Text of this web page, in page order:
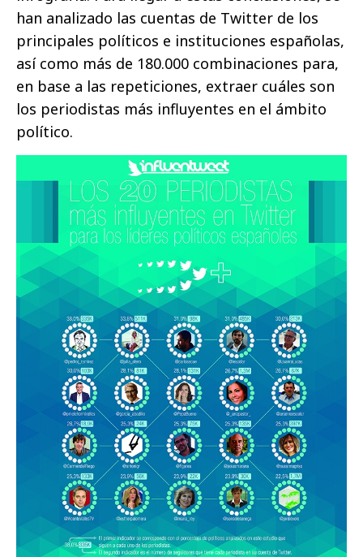
han analizado las cuentas de Twitter de los
principales políticos e instituciones españolas,
así como más de 180.000 combinaciones para,
en base a las repeticiones, extraer cuáles son
los periodistas más influyentes en el ámbito
político.